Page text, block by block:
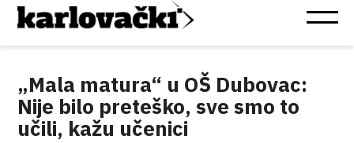
„Mala matura“ u OŠ Dubovac:
Nije bilo preteško, sve smo to
učili, kažu učenici